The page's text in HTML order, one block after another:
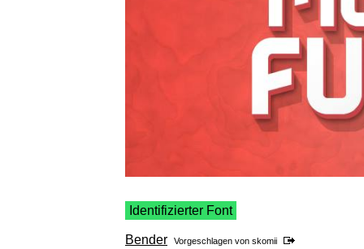
Identifizierter Font
Bender Vorgeschlagen von skomii